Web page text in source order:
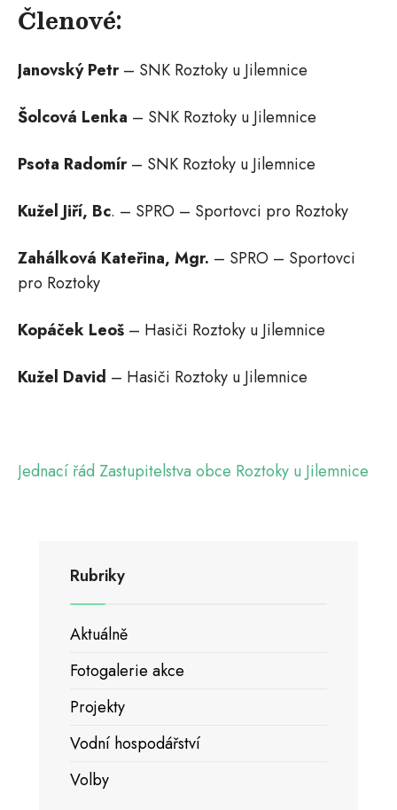
Členové:
Janovský Petr– SNK Roztoky u Jilemnice
Šolcová Lenka – SNK Roztoky u Jilemnice
Psota Radomír– SNK Roztoky u Jilemnice
Kužel Jiří, Bc. – SPRO – Sportovci pro Roztoky
Zahálková Kateřina, Mgr. – SPRO – Sportovci
pro Roztoky
Kopáček Leoš – Hasiči Roztoky u Jilemnice
Kužel David – Hasiči Roztoky u Jilemnice
Jednací řád Zastupitelstva obce Roztoky u Jilemnice
Rubriky
Aktuálně
Fotogalerie akce
Projekty
Vodní hospodářství
Volby